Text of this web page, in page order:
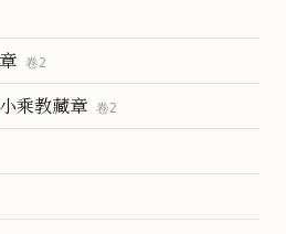
卷2
乘教藏章 卷2